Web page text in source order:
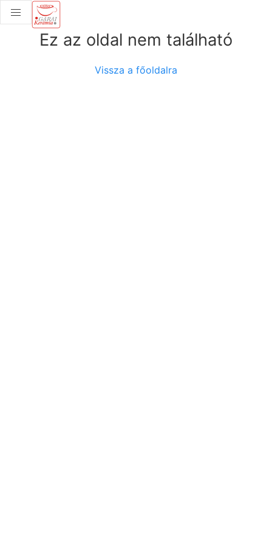
Ez az oldal nem található
Vissza a főoldalra